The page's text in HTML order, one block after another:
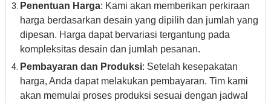
Penentuan Harga: Kami akan memberikan perkiraan
harga berdasarkan desain yang dipilih dan jumlah yang
dipesan. Harga dapat bervariasi tergantung pada
kompleksitas desain dan jumlah pesanan.
Pembayaran dan Produksi: Setelah kesepakatan
harga, Anda dapat melakukan pembayaran. Tim kami
akan memulai proses produksi sesuai dengan jadwal